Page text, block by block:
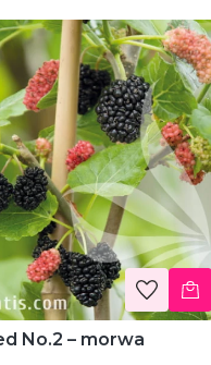
No.2 – morwa